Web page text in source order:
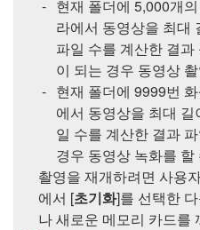
현재 폴더에 5,000개
라에서 동영상을 최대
파일 수를 계산한 결
이 되는 경우 동영상
현재 폴더에 9999번
에서 동영상을 최대
일 수를 계산한 결과
경우 동영상 녹화를 할
촬영을 재개하려면 사용
에서 [초기화]를 선택한
나 새로운 메모리 카드를